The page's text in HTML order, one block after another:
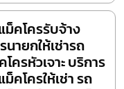
ม็คโครรับจ้าง
นายกให้เช่ารถ
โครหัวเจาะ บริการ
คโครให้เช่า รถ